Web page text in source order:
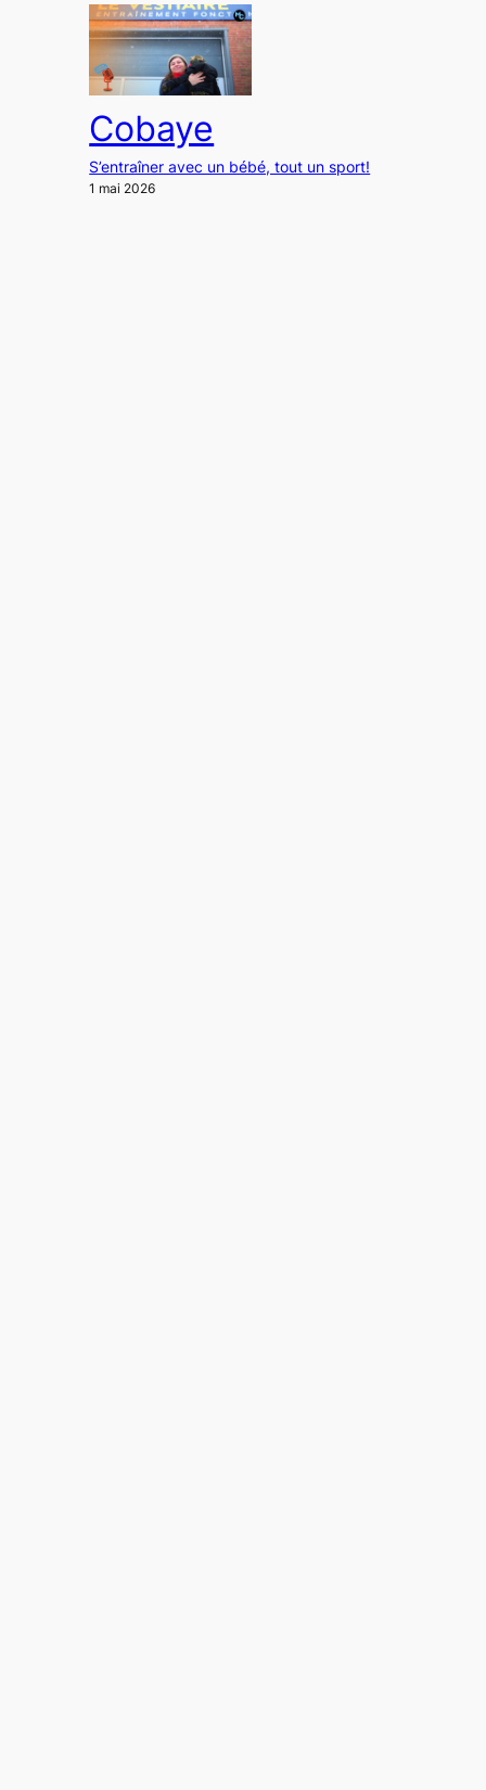
Cobaye
S’entraîner avec un bébé, tout un sport!
1 mai 2026